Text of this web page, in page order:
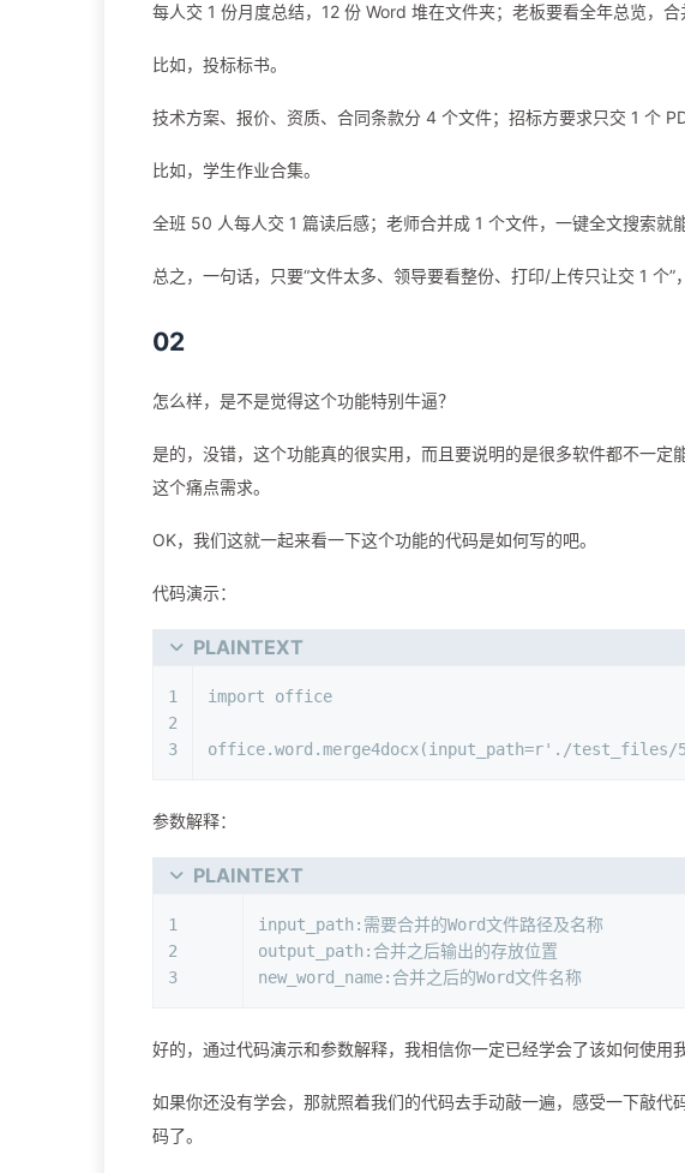
每人交 1 份月度总结，12 份 Word 堆在文件夹；老板要看全年总览，合
比如，投标标书。
技术方案、报价、资质、合同条款分 4 个文件；招标方要求只交 1 个
比如，学生作业合集。
全班 50 人每人交 1 篇读后感；老师合并成 1 个文件，一键全文搜索就
总之，一句话，只要“文件太多、领导要看整份、打印/上传只让交 1 个”
02
怎么样，是不是觉得这个功能特别牛逼？
是的，没错，这个功能真的很实用，而且要说明的是很多软件都不一
这个痛点需求。
OK，我们这就一起来看一下这个功能的代码是如何写的吧。
代码演示：
PLAINTEXT
1
2
3
import office
office.word.merge4docx(input_path=r'./test_files/
参数解释：
PLAINTEXT
1
2
3
input_path:需要合并的Word文件路径及名称
output_path:合并之后输出的存放位置
new_word_name:合并之后的Word文件名称
好的，通过代码演示和参数解释，我相信你一定已经学会了该如何使用
如果你还没有学会，那就照着我们的代码去手动敲一遍，感受一下敲
码了。